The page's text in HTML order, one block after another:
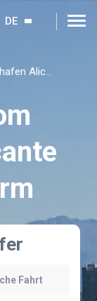
DE
Transfers vom Flughafen Alicante nach Benidorm
Fahrt